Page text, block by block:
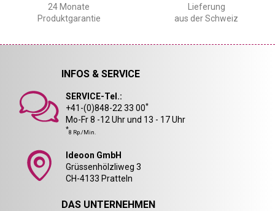
24 Monate
Produktgarantie
Lieferung
aus der Schweiz
INFOS & SERVICE
SERVICE-Tel.:
+41-(0)848-22 33 00*
Mo-Fr 8 -12 Uhr und 13 - 17 Uhr
*8 Rp./Min.
Ideoon GmbH
Grüssenhölzliweg 3
CH-4133 Pratteln
DAS UNTERNEHMEN